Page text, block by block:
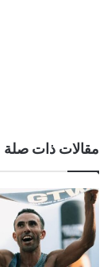
مقالات ذات صلة